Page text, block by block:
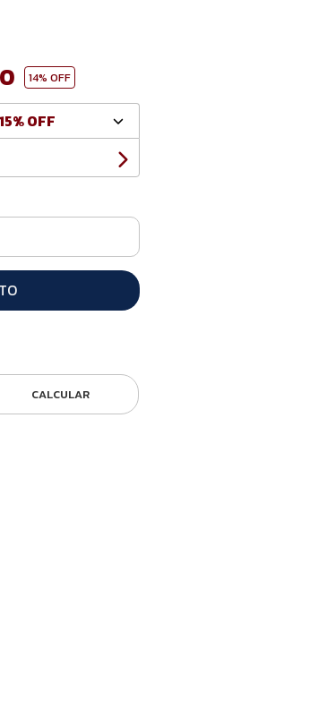
14% OFF
15% OFF
CALCULAR